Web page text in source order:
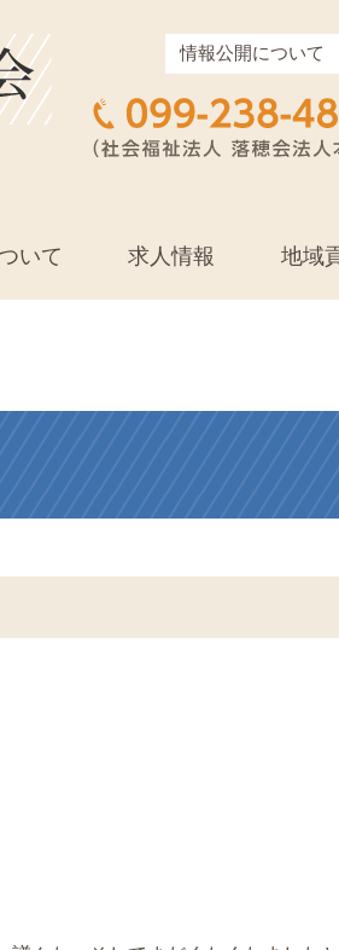
情報公開について
いて 求人情報 地域